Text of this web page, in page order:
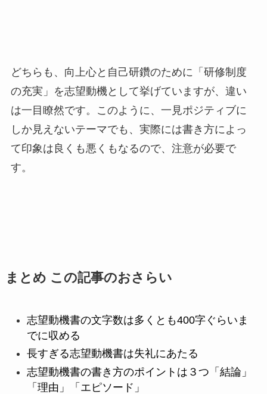
どちらも、向上心と自己研鑽のために「研修制度
の充実」を志望動機として挙げていますが、違い
は一目瞭然です。このように、一見ポジティブに
しか見えないテーマでも、実際には書き方によっ
て印象は良くも悪くもなるので、注意が必要で
す。
まとめ この記事のおさらい
志望動機書の文字数は多くとも400字ぐらいま
でに収める
長すぎる志望動機書は失礼にあたる
志望動機書の書き方のポイントは３つ「結論」
「理由」「エピソード」